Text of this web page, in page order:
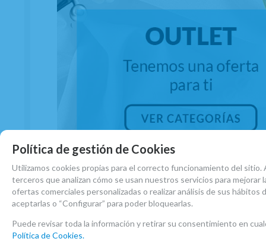
Accesorios Saxo Bajo
Ver Accesorios Saxo Bajo
Política de gestión de Cookies
Utilizamos cookies propias para el correcto funcionamiento del sitio.
terceros que analizan cómo se usan nuestros servicios para mejorar
ofertas comerciales personalizadas o realizar análisis de sus hábitos
aceptarlas o “Configurar” para poder bloquearlas.
Puede revisar toda la información y retirar su consentimiento en
Política de Cookies.